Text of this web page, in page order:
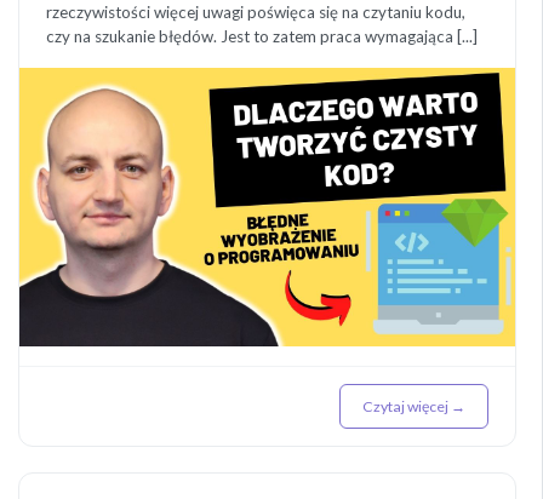
rzeczywistości więcej uwagi poświęca się na czytaniu kodu,
czy na szukanie błędów. Jest to zatem praca wymagająca [...]
Czytaj więcej →